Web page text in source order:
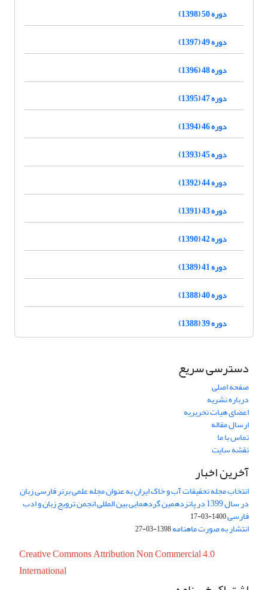
دوره 50 (1398)
دوره 49 (1397)
دوره 48 (1396)
دوره 47 (1395)
دوره 46 (1394)
دوره 45 (1393)
دوره 44 (1392)
دوره 43 (1391)
دوره 42 (1390)
دوره 41 (1389)
دوره 40 (1388)
دوره 39 (1388)
دسترسی سریع
صفحه اصلی
درباره نشریه
اعضای هیات تحریریه
ارسال مقاله
تماس با ما
نقشه سایت
آخرین اخبار
انتخاب مجله تحقیقات آب و خاک ایران به عنوان مجله علمی برتر فارسی زبان
در سال 1399 در پانزدهمین گردهمایی بین المللی انجمن ترویج زبان و ادب
فارسی1400-03-17
انتشار به صورت ماهنامه1398-03-27
Creative Commons Attribution Non Commercial 4.0
International